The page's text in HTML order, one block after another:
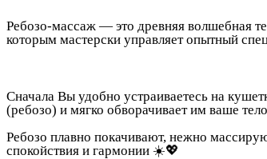
Ребозо-массаж — это древняя волшебная
которым мастерски управляет опытный
Сначала Вы удобно устраиваетесь на
(ребозо) и мягко обворачивает им ваше
Ребозо плавно покачивают, нежно
спокойствия и гармонии ☀️💖